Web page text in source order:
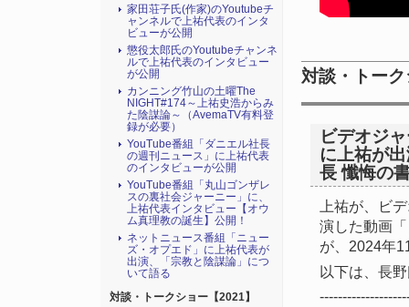
対談・トー
ビデオジ
に上祐が
長 懺悔の
上祐が、ビ
演した動画
が、2024年
以下は、長
家田荘子氏(作家)のYoutubeチ
ャンネルで上祐代表のインタ
ビューが公開
懲役太郎氏のYoutubeチャンネ
ルで上祐代表のインタビュー
が公開
カンニング竹山の土曜The
NIGHT#174～上祐史浩からみ
た陰謀論～（AvemaTV有料登
録が必要）
YouTube番組「ダニエル社長
の週刊ニュース」に上祐代表
のインタビューが公開
YouTube番組「丸山ゴンザレ
スの裏社会ジャーニー」に、
上祐代表インタビュー【オウ
ム真理教の誕生】公開！
ネットニュース番組「ニュー
ズ・オプエド」に上祐代表が
出演、「宗教と陰謀論」につ
いて語る
対談・トークショー【2021】